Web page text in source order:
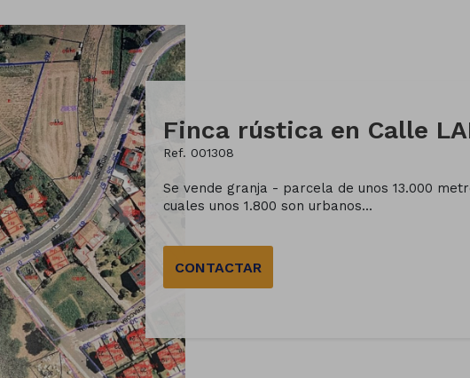
Ref. 001308
Se vende granja - parcela de unos 13.000
cuales unos 1.800 son urbanos...
CONTACTAR